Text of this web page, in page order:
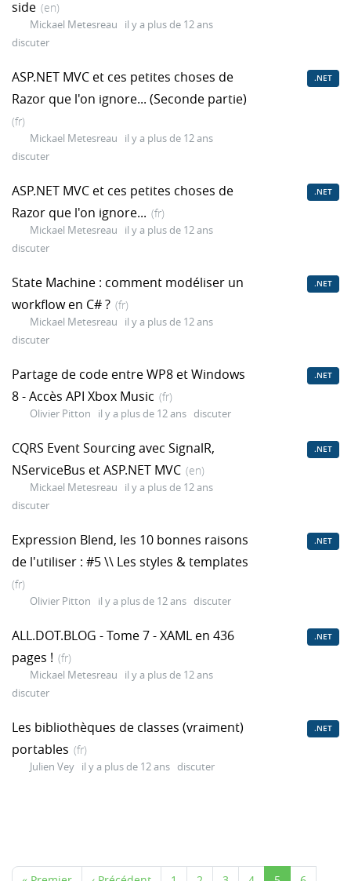
side (en)
Mickael Metesreau
il y a plus de 12 ans
discuter
ASP.NET MVC et ces petites choses de
Razor que l'on ignore... (Seconde partie)
(fr)
Mickael Metesreau
il y a plus de 12 ans
discuter
.NET
ASP.NET MVC et ces petites choses de
Razor que l'on ignore... (fr)
Mickael Metesreau
il y a plus de 12 ans
discuter
.NET
State Machine : comment modéliser un
workflow en C# ? (fr)
Mickael Metesreau
il y a plus de 12 ans
discuter
.NET
Partage de code entre WP8 et Windows
8 - Accès API Xbox Music (fr)
Olivier Pitton il y a plus de 12 ans discuter
.NET
CQRS Event Sourcing avec SignalR,
NServiceBus et ASP.NET MVC (en)
Mickael Metesreau
il y a plus de 12 ans
discuter
.NET
Expression Blend, les 10 bonnes raisons
de l'utiliser : #5 \\ Les styles & templates
(fr)
Olivier Pitton il y a plus de 12 ans discuter
.NET
ALL.DOT.BLOG - Tome 7 - XAML en 436
pages ! (fr)
Mickael Metesreau
il y a plus de 12 ans
discuter
.NET
Les bibliothèques de classes (vraiment)
portables (fr)
Julien Vey il y a plus de 12 ans discuter
.NET